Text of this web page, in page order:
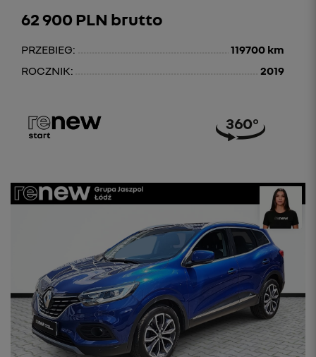
62 900 PLN brutto
PRZEBIEG:
119700 km
ROCZNIK:
2019